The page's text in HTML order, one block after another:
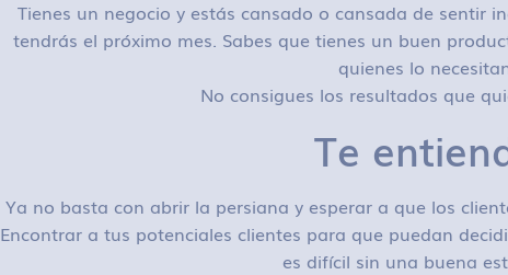
Tienes un negocio y estás cansado o cansada de sentir
tendrás el próximo mes. Sabes que tienes un buen
quienes lo
No consigues los resultados que
Te
Ya no basta con abrir la persiana y esperar a que los
Encontrar a tus potenciales clientes para que puedan
es difícil sin una buena